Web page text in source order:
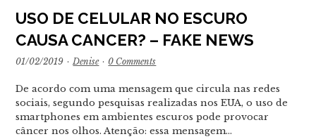
USO DE CELULAR NO ESCURO
CAUSA CANCER? – FAKE NEWS
01/02/2019 · Denise · 0 Comments
De acordo com uma mensagem que circula nas redes
sociais, segundo pesquisas realizadas nos EUA, o uso de
smartphones em ambientes escuros pode provocar
câncer nos olhos. Atenção: essa mensagem…